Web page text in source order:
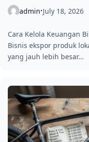
admin•July 18, 2026
Cara Kelola Keuangan
Bisnis ekspor produk
yang jauh lebih besar…